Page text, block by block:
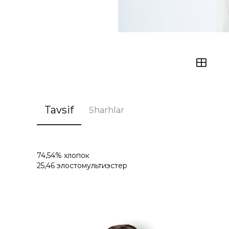
Tavsif Sharhlar
74,54% хлопок
25,46 элостомультиэстер